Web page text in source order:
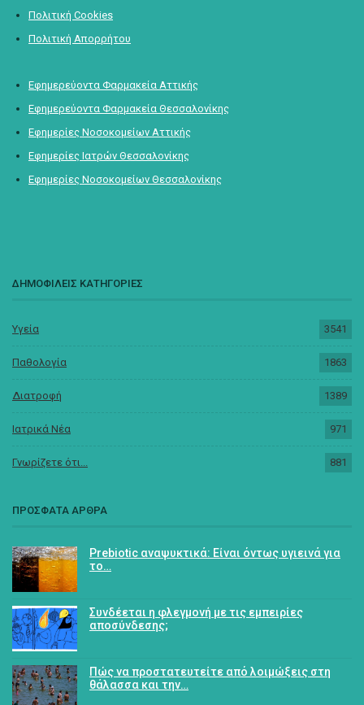
Πολιτική Cookies
Πολιτική Απορρήτου
Εφημερεύοντα Φαρμακεία Αττικής
Εφημερεύοντα Φαρμακεία Θεσσαλονίκης
Εφημερίες Νοσοκομείων Αττικής
Εφημερίες Ιατρών Θεσσαλονίκης
Εφημερίες Νοσοκομείων Θεσσαλονίκης
ΔΗΜΟΦΙΛΕΙΣ ΚΑΤΗΓΟΡΙΕΣ
Υγεία 3541
Παθολογία 1863
Διατροφή 1389
Ιατρικά Νέα 971
Γνωρίζετε ότι... 881
ΠΡΟΣΦΑΤΑ ΑΡΘΡΑ
Prebiotic αναψυκτικά: Είναι όντως υγιεινά για
το…
Συνδέεται η φλεγμονή με τις εμπειρίες
αποσύνδεσης;
Πώς να προστατευτείτε από λοιμώξεις στη
θάλασσα και την…